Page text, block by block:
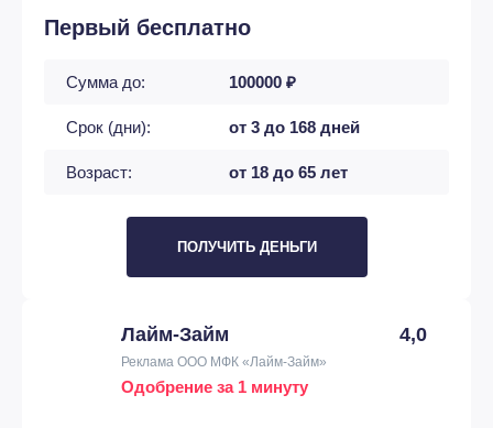
Первый бесплатно
Сумма до: 100000 ₽
Срок (дни): от 3 до 168 дней
Возраст: от 18 до 65 лет
ПОЛУЧИТЬ ДЕНЬГИ
Лайм-Займ 4,0
Реклама ООО МФК «Лайм-Займ»
Одобрение за 1 минуту